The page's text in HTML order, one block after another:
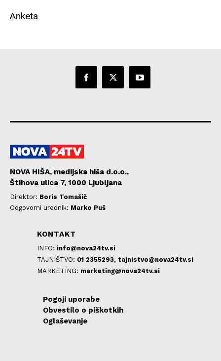
Anketa
NOVA HIŠA, medijska hiša d.o.o.,
Štihova ulica 7, 1000 Ljubljana
Direktor: Boris Tomašič
Odgovorni urednik: Marko Puš
KONTAKT
INFO: info@nova24tv.si
TAJNIŠTVO: 01 2355293, tajnistvo@nova24tv.si
MARKETING: marketing@nova24tv.si
Pogoji uporabe
Obvestilo o piškotkih
Oglaševanje